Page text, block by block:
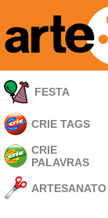
FESTA
CRIE TAGS
CRIE
PALAVRAS
ARTESANATO